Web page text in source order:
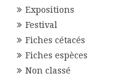
Expositions
Festival
Fiches cétacés
Fiches espèces
Non classé